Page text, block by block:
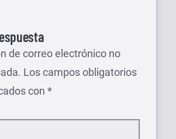
de correo electrónico no
Los campos obligatorios
con *